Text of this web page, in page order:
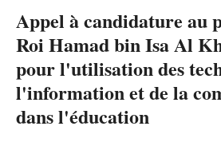
Appel à candidature au
Roi Hamad bin Isa Al
pour l'utilisation des
l'information et de la
dans l'éducation